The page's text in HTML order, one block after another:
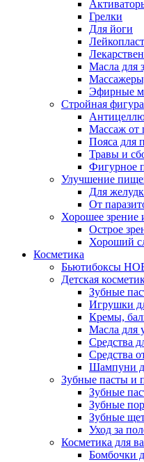
Грелки
Для йоги
Масла для
Эфирные
Стройная фигура
Массаж от
Пояса для
Травы и
Фигурное
Улучшение
Для
От
Хорошее зрение
Острое
Хороший
Косметика
Бьютибоксы
Детская
Зубные
Игрушки
Кремы,
Масла для
Средства
Средства
Шампуни
Зубные пасты и
Зубные
Зубные
Зубные
Уход за
Косметика для
Бомбочки